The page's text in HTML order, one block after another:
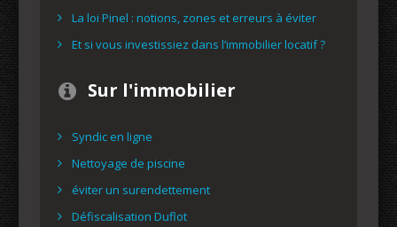
La loi Pinel : notions, zones et erreurs à éviter
Et si vous investissiez dans l’immobilier locatif ?
Sur l'immobilier
Syndic en ligne
Nettoyage de piscine
éviter un surendettement
Défiscalisation Duflot